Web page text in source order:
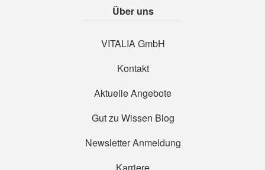
Über uns
VITALIA GmbH
Kontakt
Aktuelle Angebote
Gut zu Wissen Blog
Newsletter Anmeldung